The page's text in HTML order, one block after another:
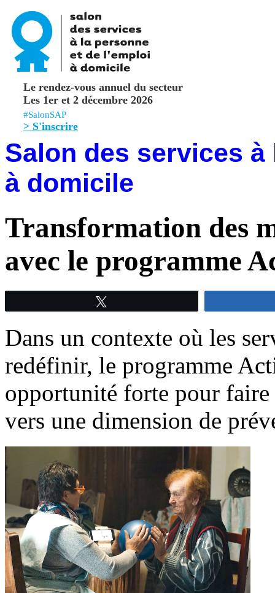
Le rendez-vous annuel du secteur
Les 1er et 2 décembre 2026
#SalonSAP
> S'inscrire
Salon des services
à domicile
Transformation des
avec le programme
Dans un contexte où les
redéfinir, le programme
opportunité forte pour
vers une dimension de